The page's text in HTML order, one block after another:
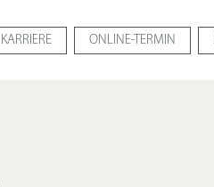
ONLINE-TERMIN
KARRIERE